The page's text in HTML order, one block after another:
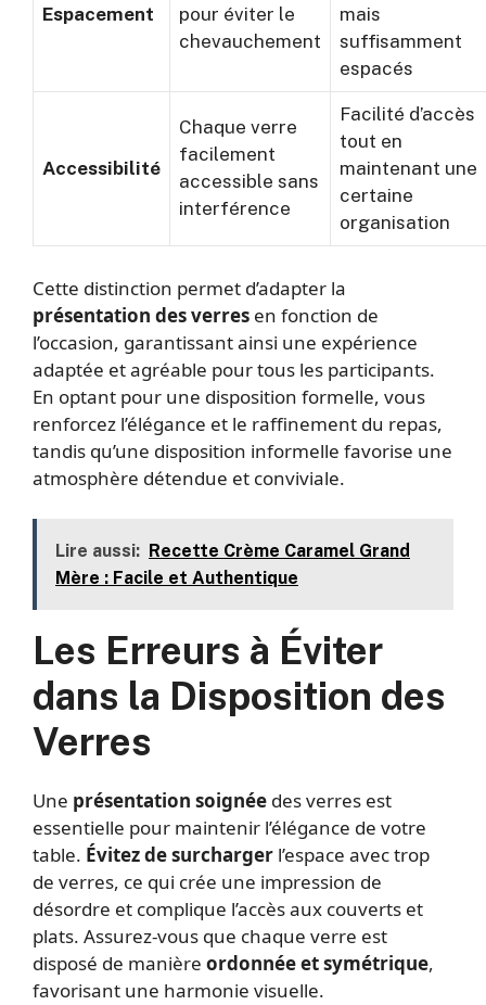
Espacement
pour éviter le
chevauchement
mais
suffisamment
espacés
Accessibilité
Chaque verre
facilement
accessible sans
interférence
Facilité d’accès
tout en
maintenant une
certaine
organisation
Cette distinction permet d’adapter la
présentation des verres en fonction de
l’occasion, garantissant ainsi une expérience
adaptée et agréable pour tous les participants.
En optant pour une disposition formelle, vous
renforcez l’élégance et le raffinement du repas,
tandis qu’une disposition informelle favorise une
atmosphère détendue et conviviale.
Lire aussi: Recette Crème Caramel Grand
Mère : Facile et Authentique
Les Erreurs à Éviter
dans la Disposition des
Verres
Une présentation soignée des verres est
essentielle pour maintenir l’élégance de votre
table. Évitez de surcharger l’espace avec trop
de verres, ce qui crée une impression de
désordre et complique l’accès aux couverts et
plats. Assurez-vous que chaque verre est
disposé de manière ordonnée et symétrique,
favorisant une harmonie visuelle.